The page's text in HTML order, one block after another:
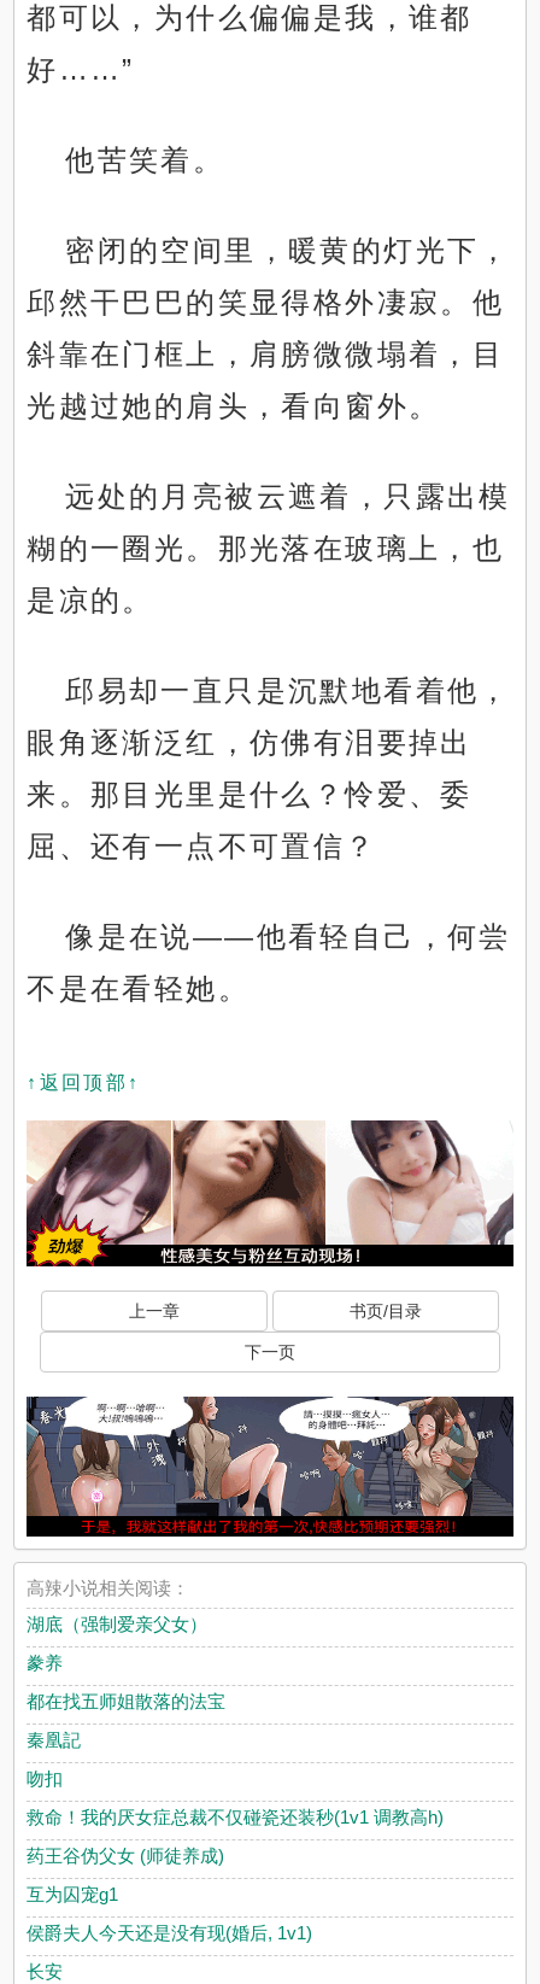
都可以，为什么偏偏是我，谁都
好……”
他苦笑着。
密闭的空间里，暖黄的灯光下，
邱然干巴巴的笑显得格外凄寂。他
斜靠在门框上，肩膀微微塌着，目
光越过她的肩头，看向窗外。
远处的月亮被云遮着，只露出模
糊的一圈光。那光落在玻璃上，也
是凉的。
邱易却一直只是沉默地看着他，
眼角逐渐泛红，仿佛有泪要掉出
来。那目光里是什么？怜爱、委
屈、还有一点不可置信？
像是在说——他看轻自己，何尝
不是在看轻她。
↑返回顶部↑
上一章 书页/目录
下一页
高辣小说相关阅读：
湖底（强制爱亲父女）
豢养
都在找五师姐散落的法宝
秦凰記
吻扣
救命！我的厌女症总裁不仅碰瓷还装秒(1v1 调教高h)
药王谷伪父女 (师徒养成)
互为囚宠g1
侯爵夫人今天还是没有现(婚后, 1v1)
长安